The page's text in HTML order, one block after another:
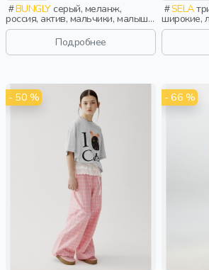
BUNGLYсерый, меланж,
россия, актив, мальчики, малыши,
дошкольники, дети
Подробнее
SELAтрикотаж, россия,
широкие,
кулиска,
девочки,
- 50 % - 66 %